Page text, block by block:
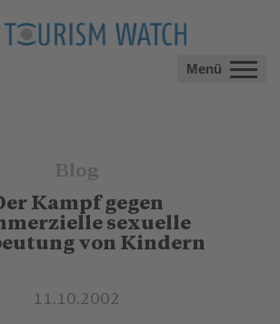
Menü
Blog
Kampf gegen
sexuelle
von Kindern
11.10.2002